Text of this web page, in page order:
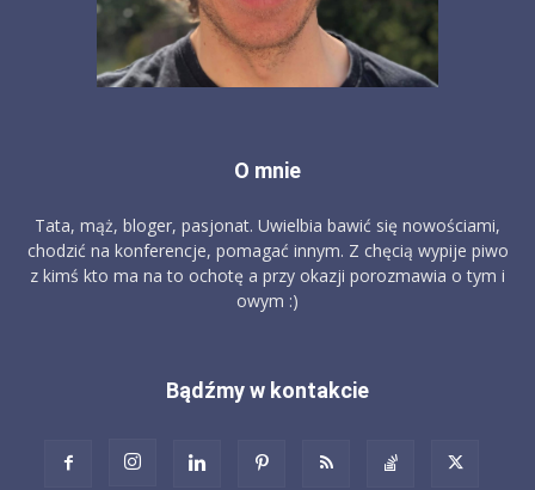
O mnie
Tata, mąż, bloger, pasjonat. Uwielbia bawić się nowościami,
chodzić na konferencje, pomagać innym. Z chęcią wypije piwo
z kimś kto ma na to ochotę a przy okazji porozmawia o tym i
owym :)
Bądźmy w kontakcie